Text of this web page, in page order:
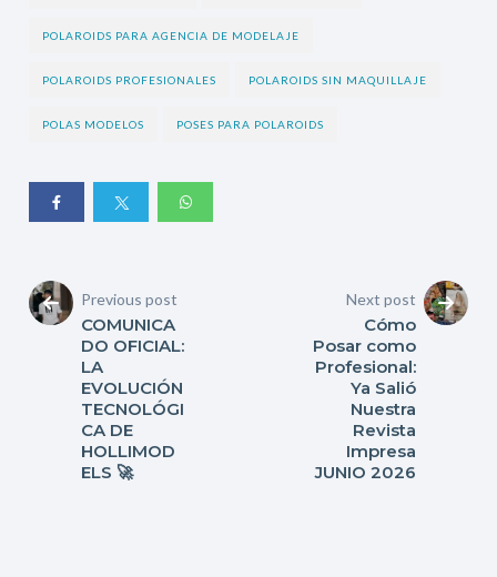
POLAROIDS PARA AGENCIA DE MODELAJE
POLAROIDS PROFESIONALES POLAROIDS SIN MAQUILLAJE
POLAS MODELOS POSES PARA POLAROIDS
Previous post
COMUNICA
DO OFICIAL:
LA
EVOLUCIÓN
TECNOLÓGI
CA DE
HOLLIMOD
ELS 🚀
Next post
Cómo
Posar como
Profesional:
Ya Salió
Nuestra
Revista
Impresa
JUNIO 2026